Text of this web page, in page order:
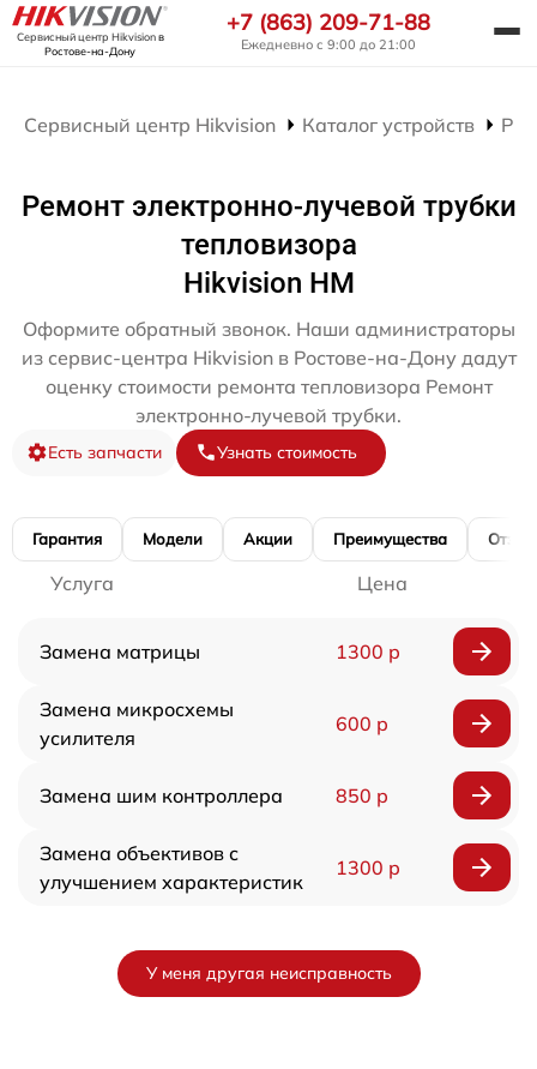
Сервисный центр Hikvisionв
Ростове-на-Дону
+7 (863) 209-71-88
Ежедневно с 9:00 до 21:00
Сервисный центр Hikvision Каталог устройств
Ремонт электронно-лучевой трубки
тепловизора
Hikvision HM
Оформите обратный звонок. Наши администраторы
из сервис-центра Hikvision в Ростове-на-Дону дадут
оценку стоимости ремонта тепловизора Ремонт
электронно-лучевой трубки.
Есть запчасти Узнать стоимость
Гарантия Модели Акции Преимущества
Услуга Цена
Замена матрицы 1300 р
Замена микросхемы
усилителя
600 р
Замена шим контроллера 850 р
Замена объективов с
улучшением характеристик
1300 р
У меня другая неисправность